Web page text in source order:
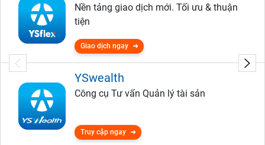
Nền tảng giao dịch mới. Tối ưu & thuận
tiện
Giao dịch ngay
YSwealth
Công cụ Tư vấn Quản lý tài sản
Truy cập ngay